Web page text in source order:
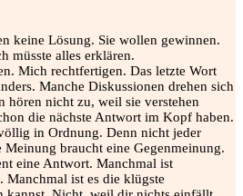
keine Lösung. Sie wollen gewinnen.
müsste alles erklären.
Mich rechtfertigen. Das letzte Wort
Manche Diskussionen drehen sich
hören nicht zu, weil sie verstehen
die nächste Antwort im Kopf haben.
in Ordnung. Denn nicht jeder
braucht eine Gegenmeinung.
eine Antwort. Manchmal ist
Manchmal ist es die klügste